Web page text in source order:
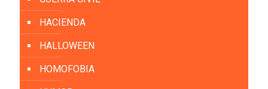
HACIENDA
HALLOWEEN
HOMOFOBIA